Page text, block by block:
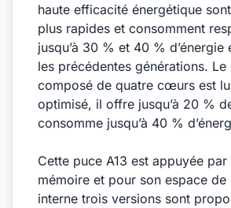
haute efficacité énergétique
plus rapides et consomment
jusqu’à 30 % et 40 % d’énergie
les précédentes générations. Le
composé de quatre cœurs est
optimisé, il offre jusqu’à 20 %
consomme jusqu’à 40 %
Cette puce A13 est appuyée
mémoire et pour son espace de
interne trois versions sont